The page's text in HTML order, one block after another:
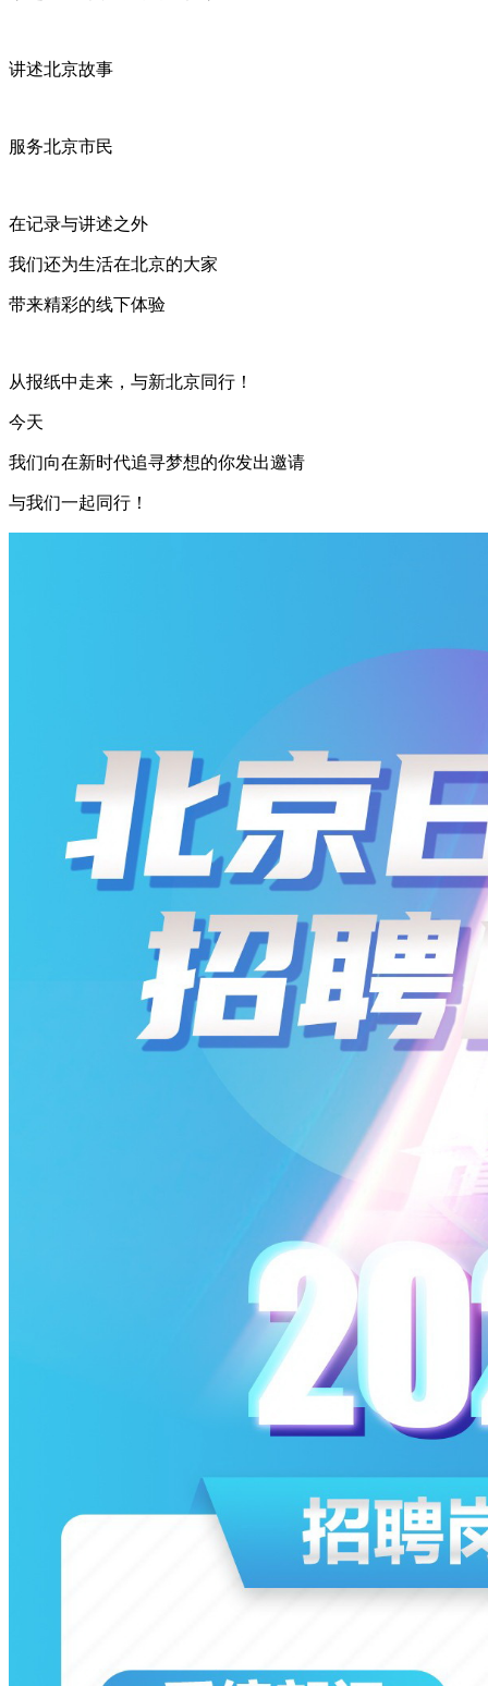
讲述北京故事
服务北京市民
在记录与讲述之外
我们还为生活在北京的大家
带来精彩的线下体验
从报纸中走来，与新北京同行！
今天
我们向在新时代追寻梦想的你发出邀请
与我们一起同行！